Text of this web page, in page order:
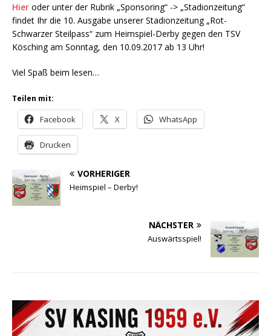
Hier oder unter der Rubrik „Sponsoring“ -> „Stadionzeitung“
findet Ihr die 10. Ausgabe unserer Stadionzeitung „Rot-
Schwarzer Steilpass“ zum Heimspiel-Derby gegen den TSV
Kösching am Sonntag, den 10.09.2017 ab 13 Uhr!
Viel Spaß beim lesen…
Teilen mit:
Facebook X WhatsApp
Drucken
VORHERIGER
Heimspiel – Derby!
NÄCHSTER
Auswärtsspiel!